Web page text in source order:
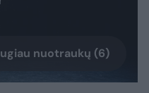
nuotraukų (6)